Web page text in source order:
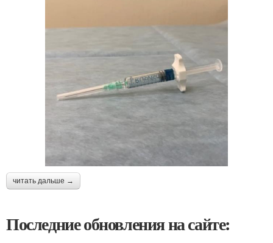
читать дальше →
Последние обновления на сайте: